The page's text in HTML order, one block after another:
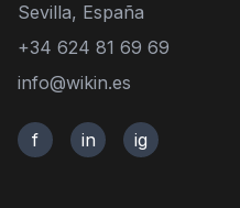
Sevilla, España
+34 624 81 69 69
info@wikin.es
f in ig